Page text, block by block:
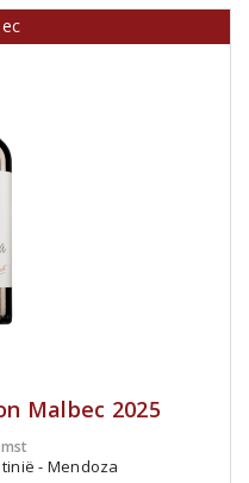
Malbec 2025
- Mendoza